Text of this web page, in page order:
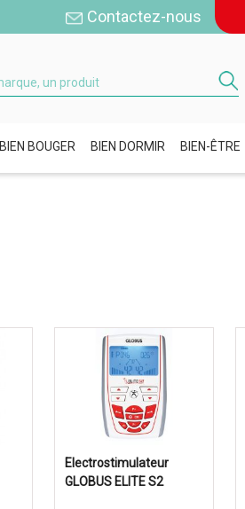
Contactez-nous
BIEN BOUGER BIEN DORMIR BIEN-ÊTRE
Electrostimulateur
GLOBUS ELITE S2